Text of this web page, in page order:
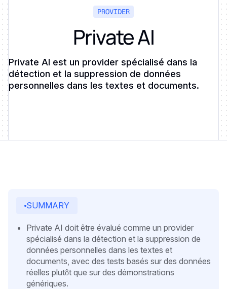
PROVIDER
Private AI
Private AI est un provider spécialisé dans la
détection et la suppression de données
personnelles dans les textes et documents.
SUMMARY
Private AI doit être évalué comme un provider
spécialisé dans la détection et la suppression de
données personnelles dans les textes et
documents, avec des tests basés sur des données
réelles plutôt que sur des démonstrations
génériques.